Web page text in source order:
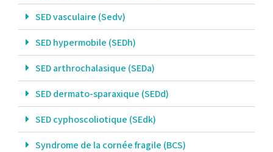
SED vasculaire (Sedv)
SED hypermobile (SEDh)
SED arthrochalasique (SEDa)
SED dermato-sparaxique (SEDd)
SED cyphoscoliotique (SEdk)
Syndrome de la cornée fragile (BCS)